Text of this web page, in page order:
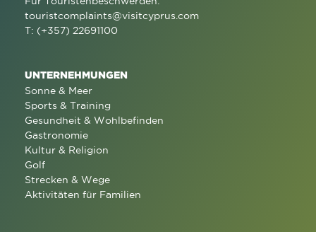
touristcomplaints@visitcyprus.com
T: (+357) 22691100
UNTERNEHMUNGEN
Sonne & Meer
Sports & Training
Gesundheit & Wohlbefinden
Gastronomie
Kultur & Religion
Golf
Strecken & Wege
Aktivitäten für Familien